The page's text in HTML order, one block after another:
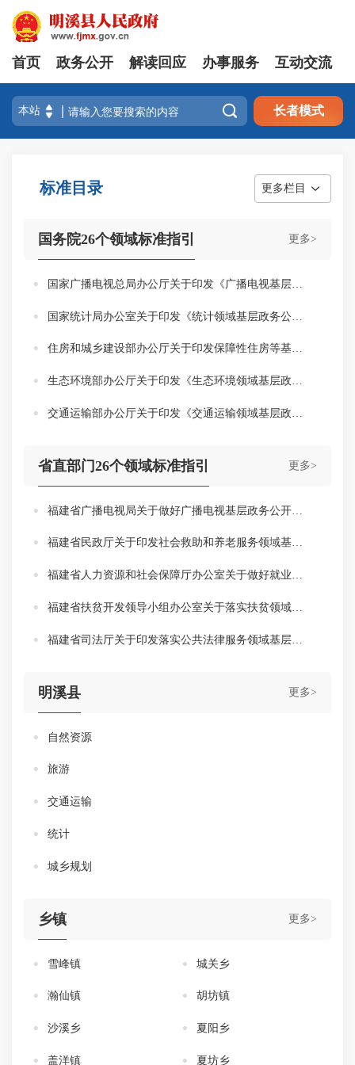
首页 政务公开 解读回应 办事服务 互动交流
 长者模式
标准目录 更多栏目
更多>
国务院26个领域标准指引
住房和城乡建设部办公厅关于印发保障性住房等基层政务公开标准目录的通知
生态环境部办公厅关于印发《生态环境领域基层政务公开标准指引》的通知
更多>
省直部门26个领域标准指引
福建省民政厅关于印发社会救助和养老服务领域基层政务公开标准指引的通知
福建省人力资源和社会保障厅办公室关于做好就业和社会保险领域基层政务公开工作的通知
福建省扶贫开发领导小组办公室关于落实扶贫领域基层政务公开标准指引的意见
更多>
明溪县
自然资源
旅游
交通运输
统计
城乡规划
更多>
乡镇
雪峰镇 城关乡
瀚仙镇 胡坊镇
沙溪乡 夏阳乡
盖洋镇 夏坊乡